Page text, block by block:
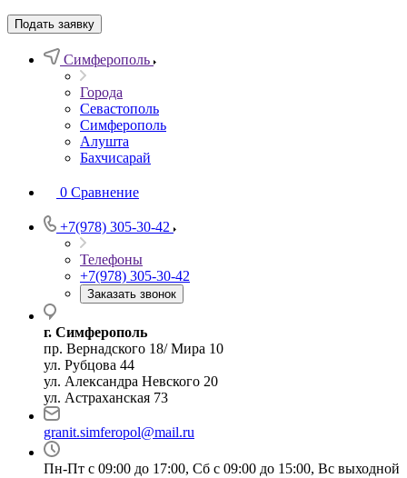
Подать заявку
Симферополь
Города
Севастополь
Симферополь
Алушта
Бахчисарай
0 Сравнение
+7(978) 305-30-42
Телефоны
+7(978) 305-30-42
Заказать звонок
г. Симферополь
пр. Вернадского 18/ Мира 10
ул. Рубцова 44
ул. Александра Невского 20
ул. Астраханская 73
granit.simferopol@mail.ru
Пн-Пт с 09:00 до 17:00, Сб с 09:00 до 15:00, Вс выходной